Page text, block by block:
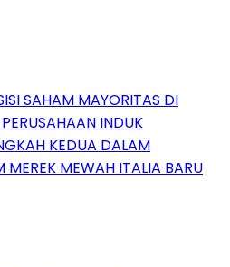
SAHAM MAYORITAS DI
INDUK
KEDUA DALAM
MEWAH ITALIA BARU